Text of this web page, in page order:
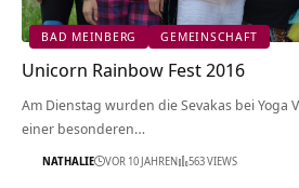
BAD MEINBERG GEMEINSCHAFT
Unicorn Rainbow Fest 2016
Am Dienstag wurden die Sevakas bei Yoga
einer besonderen…
NATHALIE VOR 10 JAHREN 563 VIEWS